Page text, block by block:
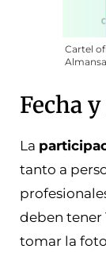
Cartel
Almansa
Fecha
La
tanto a
deben tener
tomar la